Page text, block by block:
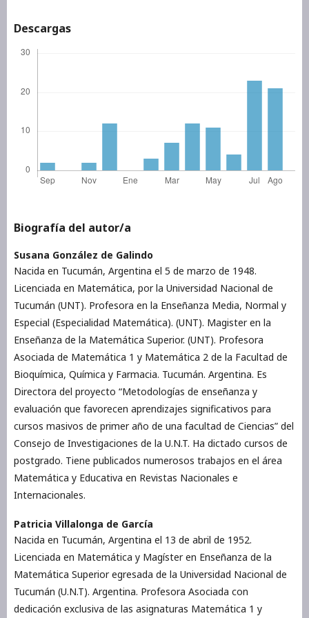
Descargas
Biografía del autor/a
Susana González de Galindo
Nacida en Tucumán, Argentina el 5 de marzo de 1948.
Licenciada en Matemática, por la Universidad Nacional de
Tucumán (UNT). Profesora en la Enseñanza Media, Normal y
Especial (Especialidad Matemática). (UNT). Magister en la
Enseñanza de la Matemática Superior. (UNT). Profesora
Asociada de Matemática 1 y Matemática 2 de la Facultad de
Bioquímica, Química y Farmacia. Tucumán. Argentina. Es
Directora del proyecto “Metodologías de enseñanza y
evaluación que favorecen aprendizajes significativos para
cursos masivos de primer año de una facultad de Ciencias” del
Consejo de Investigaciones de la U.N.T. Ha dictado cursos de
postgrado. Tiene publicados numerosos trabajos en el área
Matemática y Educativa en Revistas Nacionales e
Internacionales.
Patricia Villalonga de García
Nacida en Tucumán, Argentina el 13 de abril de 1952.
Licenciada en Matemática y Magíster en Enseñanza de la
Matemática Superior egresada de la Universidad Nacional de
Tucumán (U.N.T). Argentina. Profesora Asociada con
dedicación exclusiva de las asignaturas Matemática 1 y